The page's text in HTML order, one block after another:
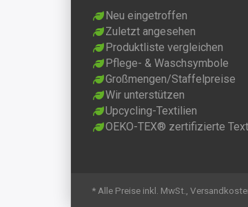
Neu eingetroffen
Zuletzt angesehen
Produktliste vergleichen
Pflege- & Waschsymbole
Großmengen/Staffelpreise
Wir unterstützen
Upcycling-Textilien
OEKO-TEX® zertifizierte
* Alle Preise inkl. MwSt.,